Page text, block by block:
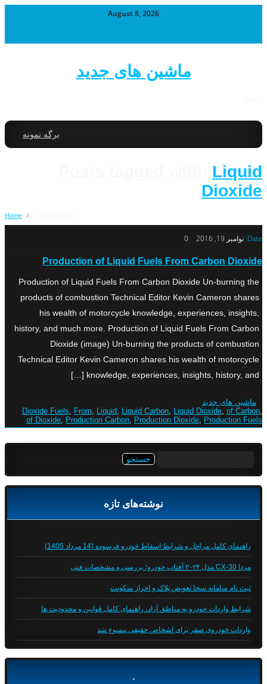
August 8, 2026
ماشین های جدید
برگه نمونه
Liquid
Dioxide
Home /
Date: نوامبر 19, 2016 0
Production of Liquid Fuels From Carbon Dioxide
Production of Liquid Fuels From Carbon Dioxide Un-burning the
products of combustion Technical Editor Kevin Cameron shares
his wealth of motorcycle knowledge, experiences, insights,
history, and much more. Production of Liquid Fuels From Carbon
Dioxide (image) Un-burning the products of combustion
Technical Editor Kevin Cameron shares his wealth of motorcycle
knowledge, experiences, insights, history, and […]
ماشین های جدید
Dioxide Fuels, From, Liquid, Liquid Carbon, Liquid Dioxide, of Carbon,
of Dioxide, Production Carbon, Production Dioxide, Production Fuels
نوشته‌های تازه
راهنمای کامل مراحل و شرایط اسقاط خودرو فرسوده (14 مرداد 1405)
مزدا CX-30 مدل ۲۰۲۴ آفتاب خودرو؛ بررسی و مشخصات فنی
ثبت نام سامانه سخا تعویض پلاک و احراز سکونت
شرایط واردات خودرو به مناطق آزاد، راهنمای کامل قوانین و محدودیت ها
واردات خودروی صفر برای اشخاص حقیقی ممنوع شد
.